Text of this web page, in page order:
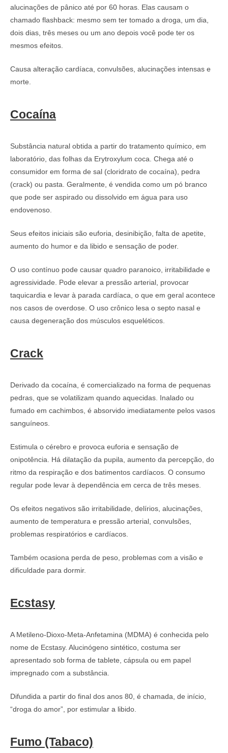
alucinações de pânico até por 60 horas. Elas causam o
chamado flashback: mesmo sem ter tomado a droga, um dia,
dois dias, três meses ou um ano depois você pode ter os
mesmos efeitos.
Causa alteração cardíaca, convulsões, alucinações intensas e
morte.
Cocaína
Substância natural obtida a partir do tratamento químico, em
laboratório, das folhas da Erytroxylum coca. Chega até o
consumidor em forma de sal (cloridrato de cocaína), pedra
(crack) ou pasta. Geralmente, é vendida como um pó branco
que pode ser aspirado ou dissolvido em água para uso
endovenoso.
Seus efeitos iniciais são euforia, desinibição, falta de apetite,
aumento do humor e da libido e sensação de poder.
O uso contínuo pode causar quadro paranoico, irritabilidade e
agressividade. Pode elevar a pressão arterial, provocar
taquicardia e levar à parada cardíaca, o que em geral acontece
nos casos de overdose. O uso crônico lesa o septo nasal e
causa degeneração dos músculos esqueléticos.
Crack
Derivado da cocaína, é comercializado na forma de pequenas
pedras, que se volatilizam quando aquecidas. Inalado ou
fumado em cachimbos, é absorvido imediatamente pelos vasos
sanguíneos.
Estimula o cérebro e provoca euforia e sensação de
onipotência. Há dilatação da pupila, aumento da percepção, do
ritmo da respiração e dos batimentos cardíacos. O consumo
regular pode levar à dependência em cerca de três meses.
Os efeitos negativos são irritabilidade, delírios, alucinações,
aumento de temperatura e pressão arterial, convulsões,
problemas respiratórios e cardíacos.
Também ocasiona perda de peso, problemas com a visão e
dificuldade para dormir.
Ecstasy
A Metileno-Dioxo-Meta-Anfetamina (MDMA) é conhecida pelo
nome de Ecstasy. Alucinógeno sintético, costuma ser
apresentado sob forma de tablete, cápsula ou em papel
impregnado com a substância.
Difundida a partir do final dos anos 80, é chamada, de início,
“droga do amor”, por estimular a libido.
Fumo (Tabaco)